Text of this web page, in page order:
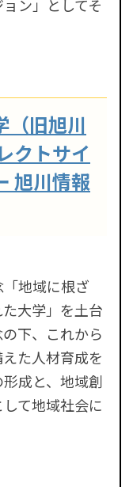
ン」としてそ
（旧旭川
クトサイ
旭川情報
地域に根ざ
大学」を土台
下、これから
た人材育成を
成と、地域創
て地域社会に